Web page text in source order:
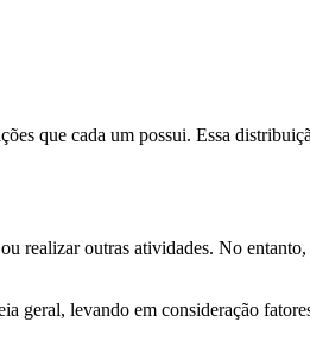
que cada um possui. Essa
realizar outras atividades. No entanto,
geral, levando em consideração